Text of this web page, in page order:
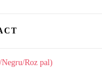
Roz pal)